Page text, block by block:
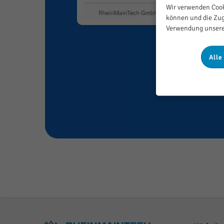
Wir verwenden
können und die
Verwendung
Alle